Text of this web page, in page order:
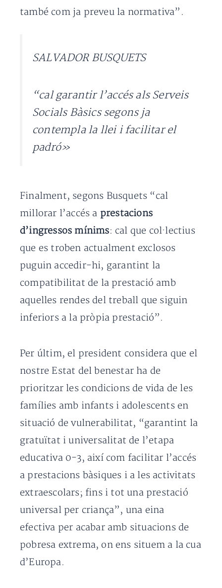
també com ja preveu la normativa”.
SALVADOR BUSQUETS
“cal garantir l’accés als Serveis
Socials Bàsics segons ja
contempla la llei i facilitar el
padró»
Finalment, segons Busquets “cal
millorar l’accés a prestacions
d’ingressos mínims: cal que col·lectius
que es troben actualment exclosos
puguin accedir-hi, garantint la
compatibilitat de la prestació amb
aquelles rendes del treball que siguin
inferiors a la pròpia prestació”.
Per últim, el president considera que el
nostre Estat del benestar ha de
prioritzar les condicions de vida de les
famílies amb infants i adolescents en
situació de vulnerabilitat, “garantint la
gratuïtat i universalitat de l’etapa
educativa 0-3, així com facilitar l’accés
a prestacions bàsiques i a les activitats
extraescolars; fins i tot una prestació
universal per criança”, una eina
efectiva per acabar amb situacions de
pobresa extrema, on ens situem a la cua
d’Europa.